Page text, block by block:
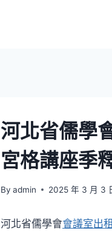
河北省儒學
宮格講座季
By admin 2025 年 3 月 3
河北省儒學會會議室出租